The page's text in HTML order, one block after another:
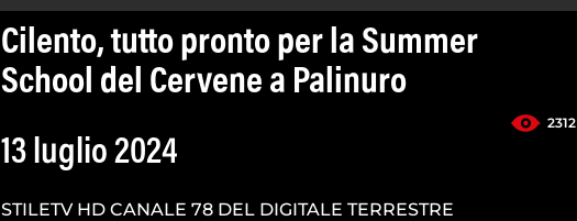
Cilento, tutto pronto per la Summer
School del Cervene a Palinuro
2312
13 luglio 2024
STILETV HD CANALE 78 DEL DIGITALE TERRESTRE